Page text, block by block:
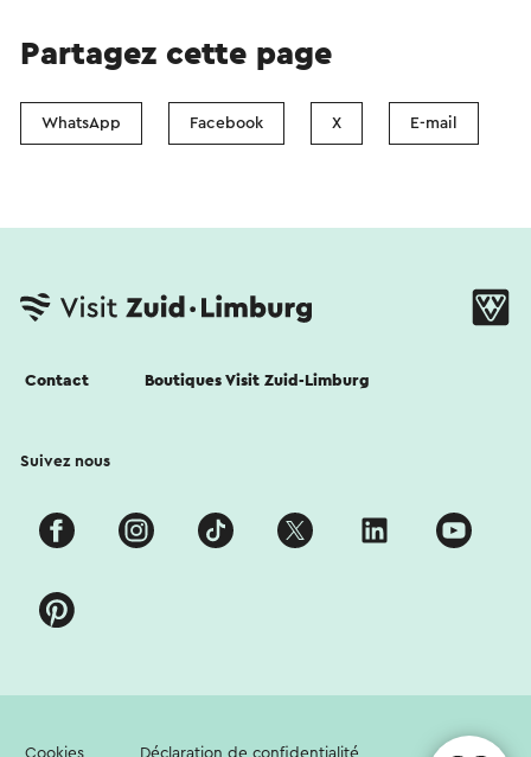
Partagez cette page
WhatsApp Facebook X E-mail
Contact Boutiques Visit Zuid-Limburg
Suivez nous
Cookies Déclaration de confidentialité